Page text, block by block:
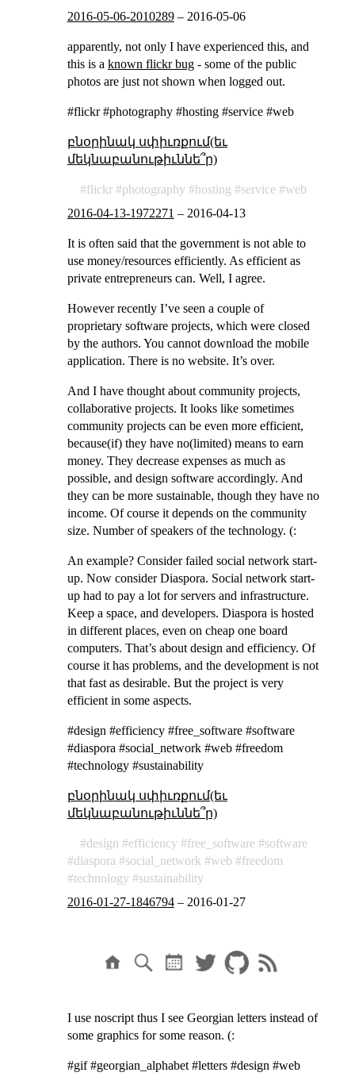
2016-05-06-2010289– 2016-05-06
apparently, not only I have experienced this, and
this is a known flickr bug- some of the public
photos are just not shown when logged out.
#flickr #photography #hosting #service #web
բնօրինակ սփիւռքում(եւ
մեկնաբանութիւննե՞ր)
flickr photography hosting service
web
2016-04-13-1972271 – 2016-04-13
It is often said that the government is not able to
use money/resources efficiently. As efficient as
private entrepreneurs can. Well, I agree.
However recently I’ve seen a couple of
proprietary software projects, which were closed
by the authors. You cannot download the mobile
application. There is no website. It’s over.
And I have thought about community projects,
collaborative projects. It looks like sometimes
community projects can be even more efficient,
because(if) they have no(limited) means to earn
money. They decrease expenses as much as
possible, and design software accordingly. And
they can be more sustainable, though they have no
income. Of course it depends on the community
size. Number of speakers of the technology. (:
An example? Consider failed social network start-
up. Now consider Diaspora. Social network start-
up had to pay a lot for servers and infrastructure.
Keep a space, and developers. Diaspora is hosted
in different places, even on cheap one board
computers. That’s about design and efficiency. Of
course it has problems, and the development is not
that fast as desirable. But the project is very
efficient in some aspects.
#design #efficiency #free_software #software
#diaspora #social_network #web #freedom
#technology #sustainability
բնօրինակ սփիւռքում(եւ
մեկնաբանութիւննե՞ր)
design efficiency free_software
software
diaspora
social_network web
freedom
technology
sustainability
2016-01-27-1846794– 2016-01-27
I use noscript thus I see Georgian letters instead of
some graphics for some reason. (:
#gif #georgian_alphabet #letters #design #web